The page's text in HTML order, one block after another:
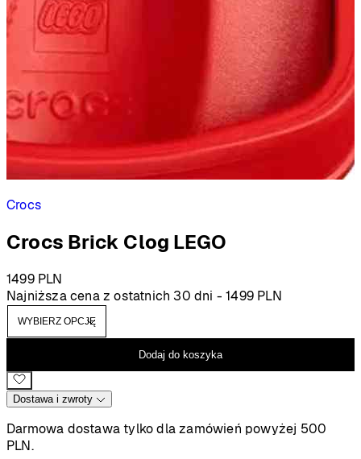
Crocs
Crocs Brick Clog LEGO
1499 PLN
Najniższa cena z ostatnich 30 dni -1499 PLN
Dodaj do koszyka
Dostawa i zwroty
Darmowa dostawa tylko dla zamówień powyżej 500
PLN.